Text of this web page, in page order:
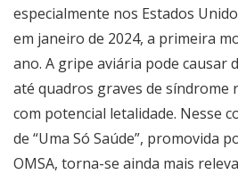
especialmente nos Estados
em janeiro de 2024, a primeira
ano. A gripe aviária pode causar
até quadros graves de síndrome
com potencial letalidade. Nesse
de “Uma Só Saúde”, promovida
OMSA, torna-se ainda mais